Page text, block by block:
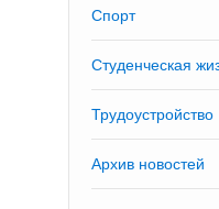
Спорт
Студенческая
Трудоустройство
Архив новостей